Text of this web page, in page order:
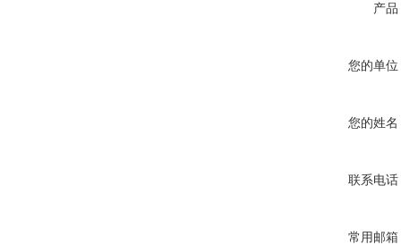
产品
您的单位
您的姓名
联系电话
常用邮箱